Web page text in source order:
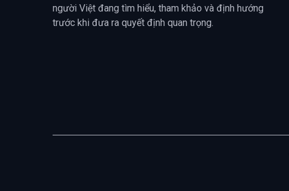
người Việt đang tìm hiểu, tham khảo và định hướng
trước khi đưa ra quyết định quan trọng.